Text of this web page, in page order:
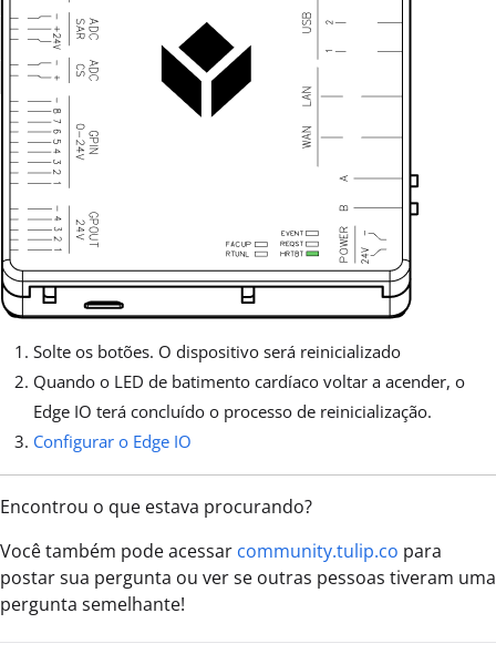
Solte os botões. O dispositivo será reinicializado
Quando o LED de batimento cardíaco voltar a acender, o
Edge IO terá concluído o processo de reinicialização.
Configurar o Edge IO
Encontrou o que estava procurando?
Você também pode acessar community.tulip.co para
postar sua pergunta ou ver se outras pessoas tiveram uma
pergunta semelhante!